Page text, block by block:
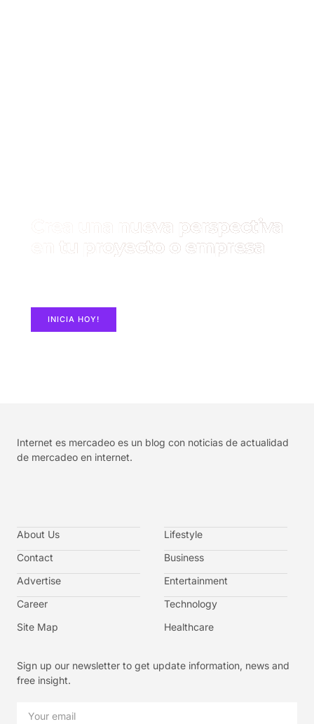
Crea una nueva perspectiva
en tu proyecto o empresa
INICIA HOY!
Internet es mercadeo es un blog con noticias de actualidad
de mercadeo en internet.
About Us
Contact
Advertise
Career
Site Map
Lifestyle
Business
Entertainment
Technology
Healthcare
Sign up our newsletter to get update information, news and
free insight.